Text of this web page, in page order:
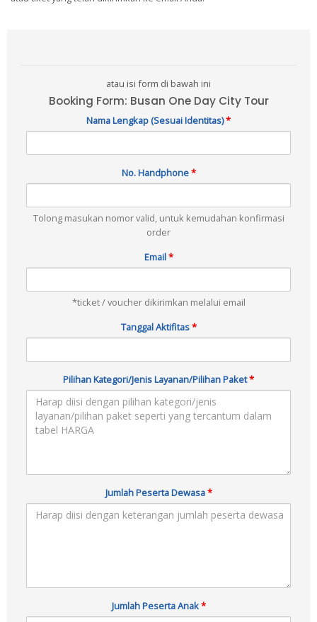
atau isi form di bawah ini
Booking Form: Busan One Day City Tour
Nama Lengkap (Sesuai Identitas)*
No. Handphone*
Tolong masukan nomor valid, untuk kemudahan konfirmasi
order
Email*
*ticket / voucher dikirimkan melalui email
Tanggal Aktifitas*
Pilihan Kategori/Jenis Layanan/Pilihan Paket*
Jumlah Peserta Dewasa*
Jumlah Peserta Anak*